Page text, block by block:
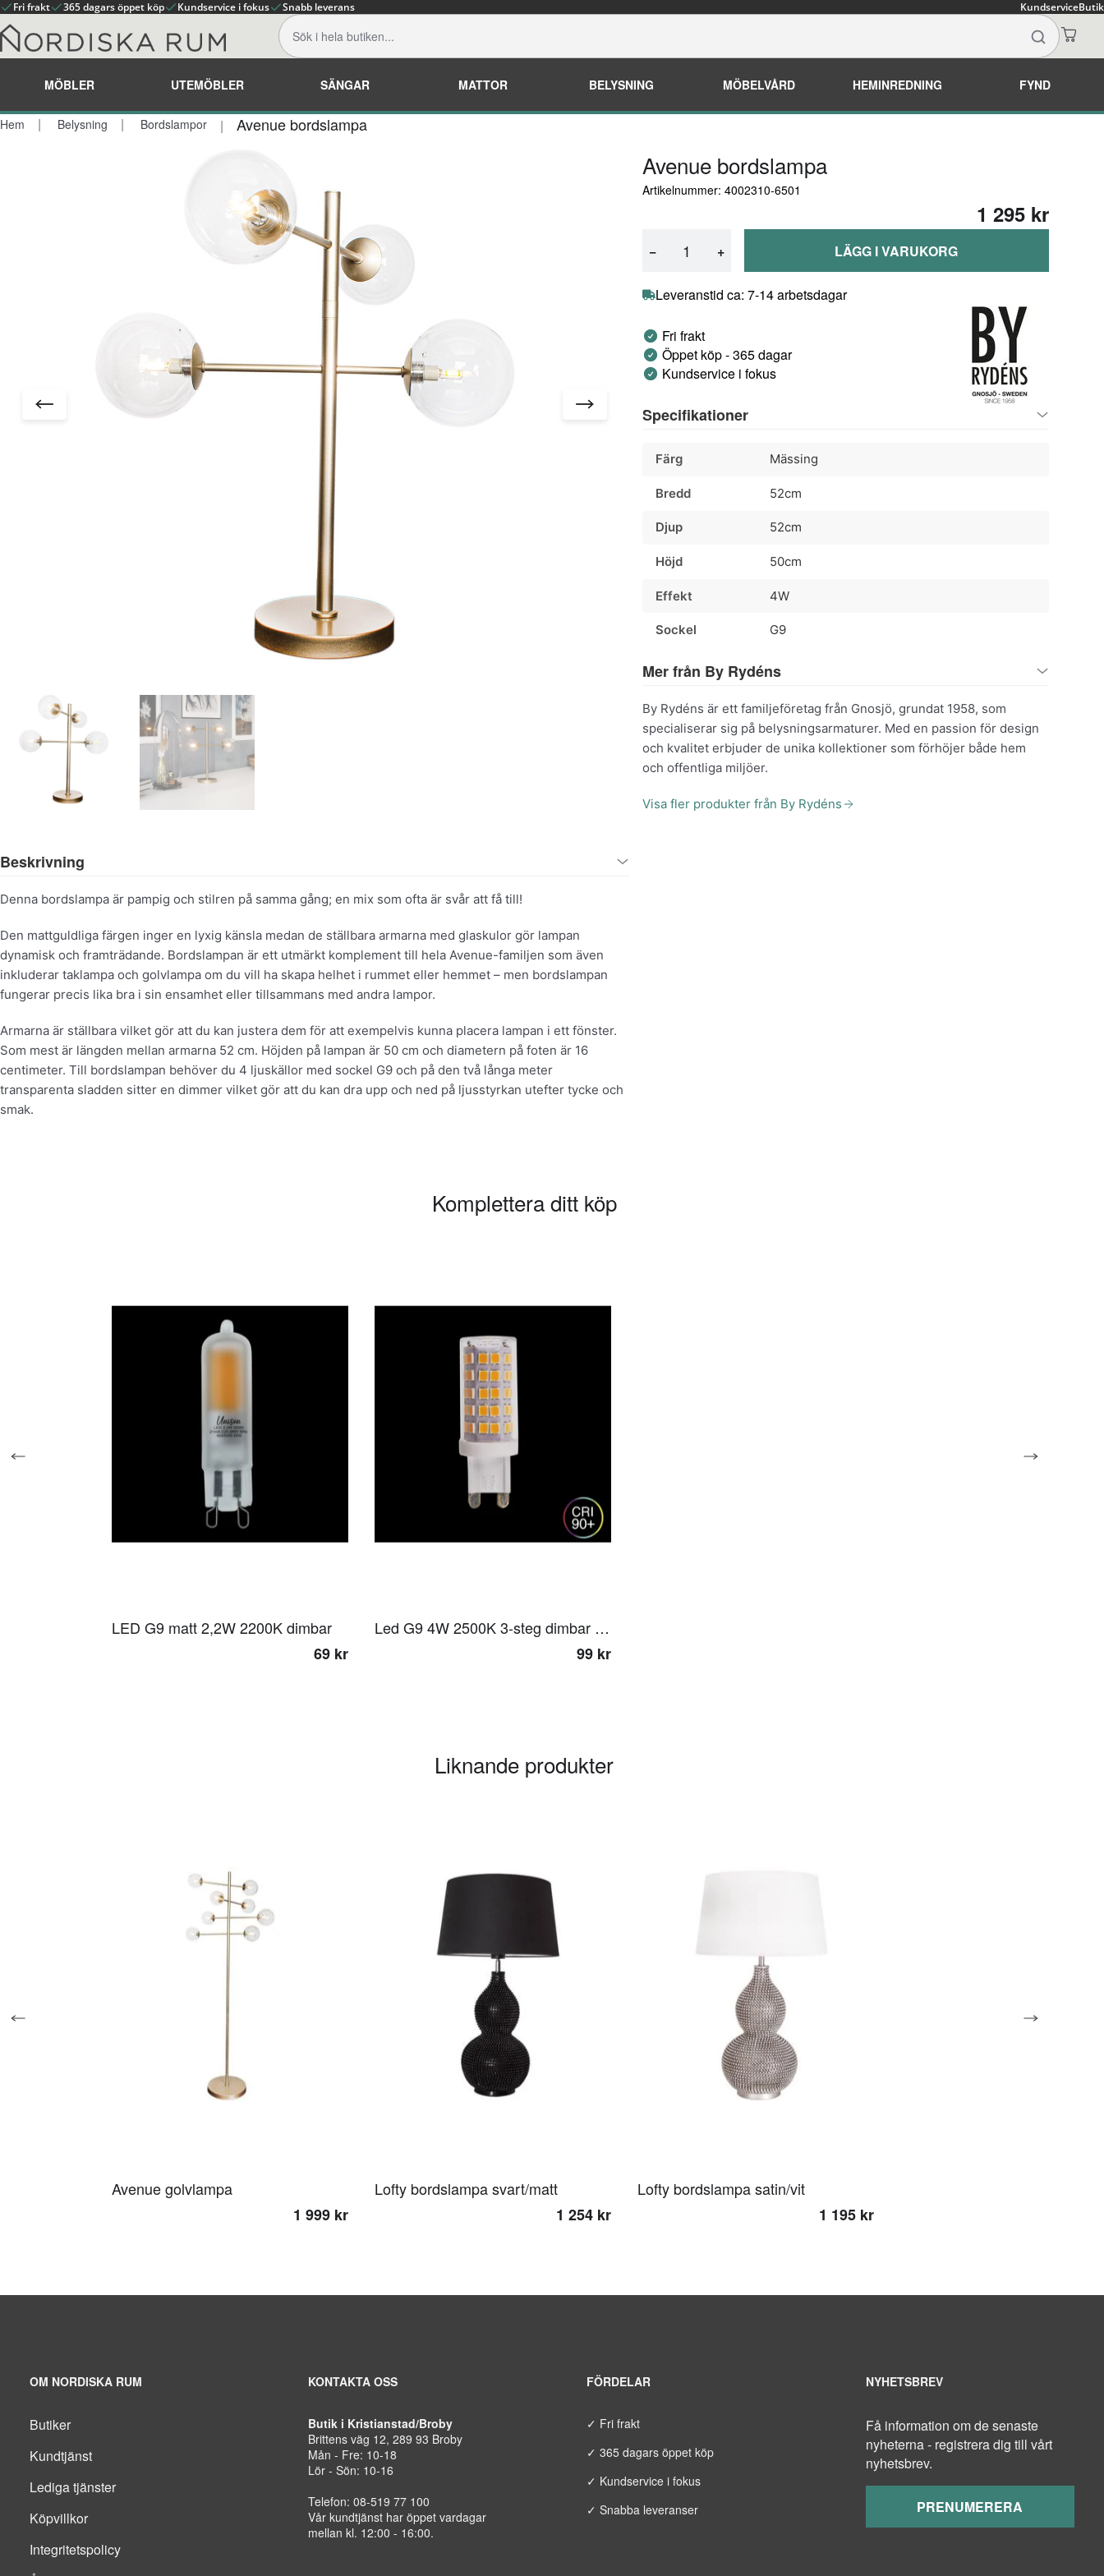
Fri frakt 365 dagars öppet köp Kundservice i fokus Snabb leverans KundserviceButik
MÖBLER UTEMÖBLER SÄNGAR MATTOR BELYSNING MÖBELVÅRD HEMINREDNING FYND
Hem Belysning Bordslampor Avenue bordslampa
Beskrivning
Denna bordslampa är pampig och stilren på samma gång; en mix som ofta är svår att få till!
Den mattguldliga färgen inger en lyxig känsla medan de ställbara armarna med glaskulor gör lampan
dynamisk och framträdande. Bordslampan är ett utmärkt komplement till hela Avenue-familjen som även
inkluderar taklampa och golvlampa om du vill ha skapa helhet i rummet eller hemmet – men bordslampan
fungerar precis lika bra i sin ensamhet eller tillsammans med andra lampor.
Armarna är ställbara vilket gör att du kan justera dem för att exempelvis kunna placera lampan i ett fönster.
Som mest är längden mellan armarna 52 cm. Höjden på lampan är 50 cm och diametern på foten är 16
centimeter. Till bordslampan behöver du 4 ljuskällor med sockel G9 och på den två långa meter
transparenta sladden sitter en dimmer vilket gör att du kan dra upp och ned på ljusstyrkan utefter tycke och
smak.
Avenue bordslampa
Artikelnummer: 4002310-6501
1 295 kr
− + LÄGG I VARUKORG
Leveranstid ca: 7-14 arbetsdagar
Fri frakt
Öppet köp - 365 dagar
Kundservice i fokus
Specifikationer
Färg Mässing
Bredd 52cm
Djup 52cm
Höjd 50cm
Effekt 4W
Sockel G9
Mer från By Rydéns
By Rydéns är ett familjeföretag från Gnosjö, grundat 1958, som
specialiserar sig på belysningsarmaturer. Med en passion för design
och kvalitet erbjuder de unika kollektioner som förhöjer både hem
och offentliga miljöer.
Visa fler produkter från By Rydéns
Komplettera ditt köp
LED G9 matt 2,2W 2200K dimbar
69 kr
Led G9 4W 2500K 3-steg dimbar minne
99 kr
Liknande produkter
Avenue golvlampa
1 999 kr
Lofty bordslampa svart/matt
1 254 kr
Lofty bordslampa satin/vit
1 195 kr
OM NORDISKA RUM
Butiker
Kundtjänst
Lediga tjänster
Köpvillkor
Integritetspolicy
KONTAKTA OSS
Butik i Kristianstad/Broby
Brittens väg 12, 289 93 Broby
Mån - Fre: 10-18
Lör - Sön: 10-16
Telefon: 08-519 77 100
Vår kundtjänst har öppet vardagar
mellan kl. 12:00 - 16:00.
FÖRDELAR
✓ Fri frakt
✓ 365 dagars öppet köp
✓ Kundservice i fokus
✓ Snabba leveranser
NYHETSBREV
Få information om de senaste
nyheterna - registrera dig till vårt
nyhetsbrev.
PRENUMERERA